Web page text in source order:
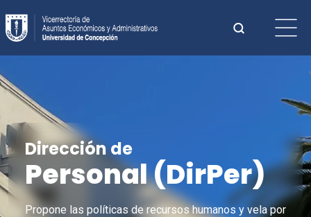
al
contenido
Buscar:
Cuando
Dirección de
Personal (DirPer)
Propone las políticas de recursos humanos y vela por